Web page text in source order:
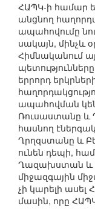
ՀԱՊԿ-ի համար
անցնող
ապահովումը
սակայն, մինչև
Հիմնականում
երրորդ
ապահովման
Ռուսաստանը և
հասնող
Ղրղզստանը և
ունեն դեպի,
Ղազախստան և
միջազգային
չի կարելի
մասին, որը